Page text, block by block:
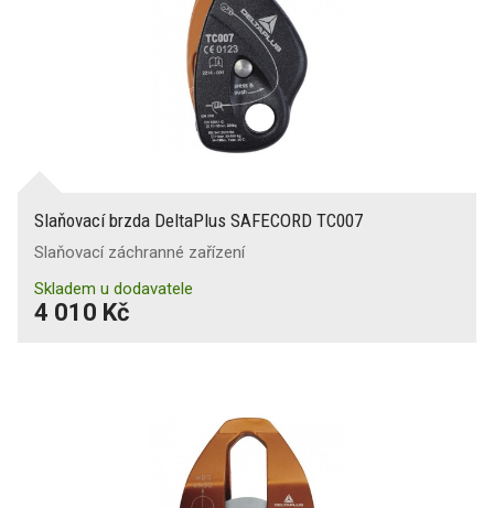
Slaňovací brzda DeltaPlus SAFECORD TC007
Slaňovací záchranné zařízení
Skladem u dodavatele
4 010 Kč